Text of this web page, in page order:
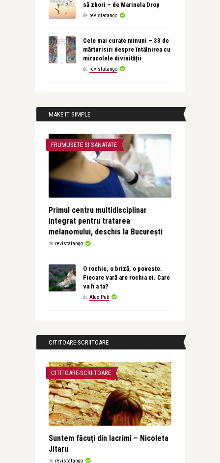
să zbori – de Marinela Drop
de revistatango
Cele mai curate minuni – 33 de
mărturisiri despre întâlnirea cu
miracolele divinității
de revistatango
MAKE IT SIMPLE
FRUMUSETE SI SANATATE
Primul centru multidisciplinar
integrat pentru tratarea
melanomului, deschis la București
de revistatango
O rochie, o briză, o poveste.
Fiecare vară are rochia ei. Care
va fi a ta?
de Alex Pub
CITITOARE-SCRIITOARE
CITITOARE-SCRIITOARE
Suntem făcuţi din lacrimi – Nicoleta
Jitaru
de revistatango